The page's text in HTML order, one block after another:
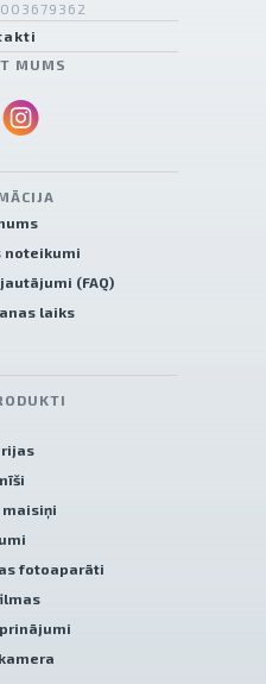
MUMS
noteikumi
(FAQ)
laiks
maisiņi
fotoaparāti